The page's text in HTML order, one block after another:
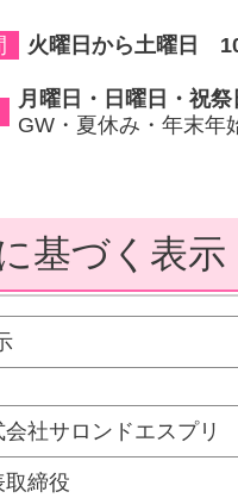
火曜日から土曜日
月曜日・日曜日・祝祭
GW・夏休み・年末年
基づく表示
会社サロンドエスプリ
取締役